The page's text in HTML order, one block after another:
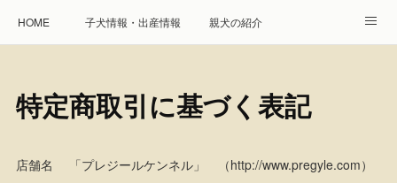
HOME 子犬情報・出産情報 親犬の紹介
遺伝疾患への取り組み Instagram アクセス
特定商取引に基づく表記
店舗名 「プレジールケンネル」 （http://www.pregyle.com）